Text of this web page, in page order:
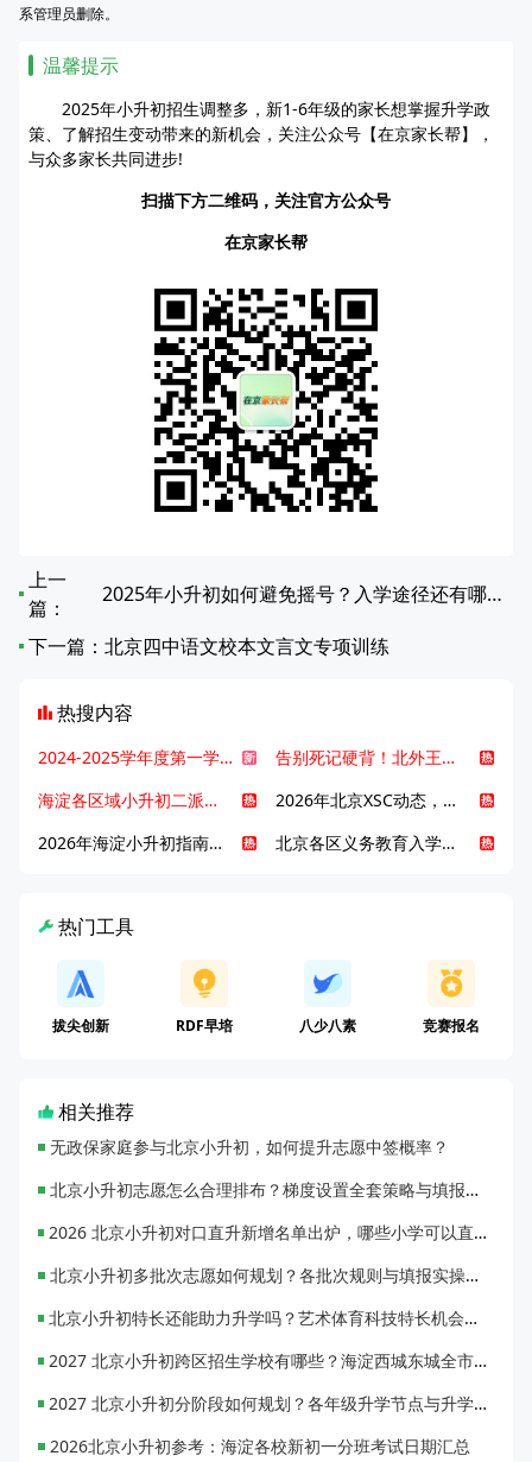
系管理员删除。
温馨提示
2025年小升初招生调整多，新1-6年级的家长想掌握升学政
策、了解招生变动带来的新机会，关注公众号【在京家长帮】，
与众多家长共同进步!
扫描下方二维码，关注官方公众号
在京家长帮
上一
篇：
2025年小升初如何避免摇号？入学途径还有哪些？
下一篇： 北京四中语文校本文言文专项训练
热搜内容
2024-2025学年度第一学期北京各区期末考试真题试卷汇总
告别死记硬背！北外王牌精读词汇课，帮孩子突破英语词汇难关
海淀各区域小升初二派全攻略合集！区域一至五志愿填报、升学策略详解
2026年北京XSC动态，持续更新中ing...
2026年海淀小升初指南，一文了解招生政策要点
北京各区义务教育入学咨询电话汇总，25年小升初家长提前收藏
热门工具
拔尖创新 RDF早培 八少八素 竞赛报名
相关推荐
无政保家庭参与北京小升初，如何提升志愿中签概率？
北京小升初志愿怎么合理排布？梯度设置全套策略与填报避坑指南
2026 北京小升初对口直升新增名单出炉，哪些小学可以直升优质初中？
北京小升初多批次志愿如何规划？各批次规则与填报实操指南
北京小升初特长还能助力升学吗？艺术体育科技特长机会与误区全面解析
2027 北京小升初跨区招生学校有哪些？海淀西城东城全市招生校完整汇总
2027 北京小升初分阶段如何规划？各年级升学节点与升学通道全梳理
2026北京小升初参考：海淀各校新初一分班考试日期汇总